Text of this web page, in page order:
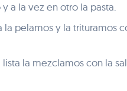
a la vez en otro la pasta.
pelamos y la trituramos
la mezclamos con la